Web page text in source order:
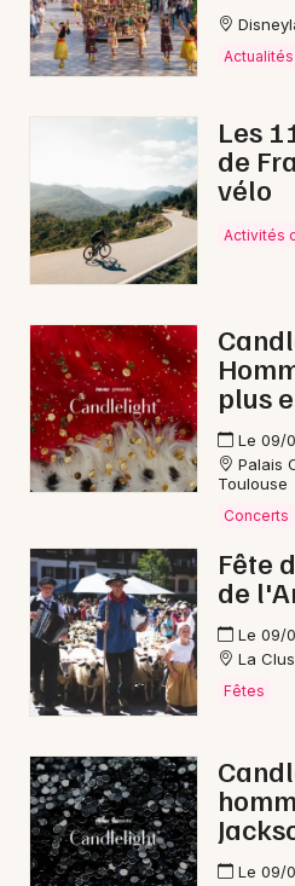
Actualités
Les
de
vélo
Activités
plus
Le 09/
Palais
Toulouse
Concerts
Fête
de
Le 09/
La
Fêtes
Le 09/